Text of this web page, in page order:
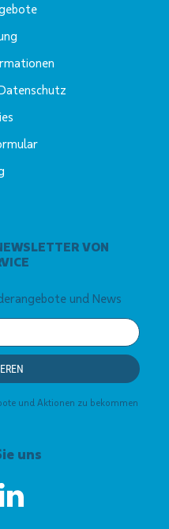
VON
und News
und Aktionen zu bekommen
uns